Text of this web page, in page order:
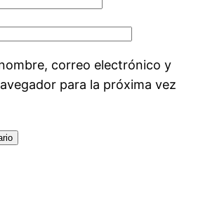
correo electrónico y
para la próxima vez